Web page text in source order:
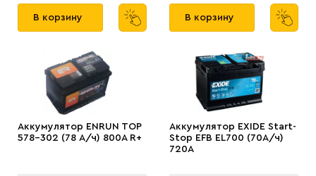
В корзину В корзину
Аккумулятор ENRUN TOP
578-302 (78 А/ч) 800A R+
Аккумулятор EXIDE Start-
Stop EFB EL700 (70А/ч)
720A